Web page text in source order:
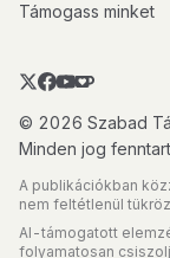
Támogass minket
© 2026 Szabad
Minden jog
A publikációkban
nem feltétlenül
AI-támogatott
folyamatosan